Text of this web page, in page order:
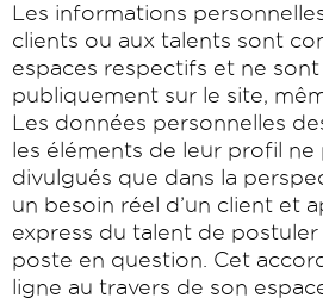
Les informations
clients ou aux talents sont
espaces respectifs et ne
publiquement sur le site,
Les données personnelles
les éléments de leur profil
divulgués que dans la
un besoin réel d’un client et
express du talent de postuler
poste en question. Cet
ligne au travers de son